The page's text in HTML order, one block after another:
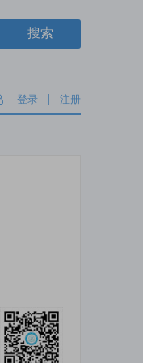
搜索
登录 注册